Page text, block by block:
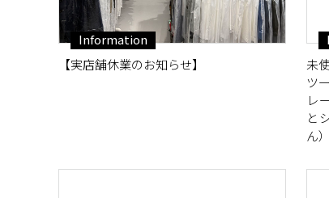
Information
【実店舗休業のお知らせ】
未
ツ
レ
と
ん